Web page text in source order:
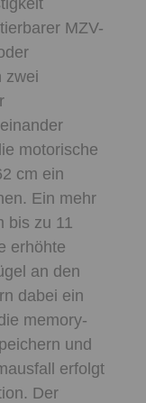
MZV-
zwei
motorische
cm ein
Ein mehr
bis zu 11
erhöhte
an den
dabei ein
memory-
und
erfolgt
Der